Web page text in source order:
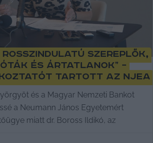
szereplők,
és ártatlanok” –
tartott az NJEA
és a Magyar Nemzeti Bankot
a Neumann János Egyetemért
miatt dr. Boross Ildikó, az